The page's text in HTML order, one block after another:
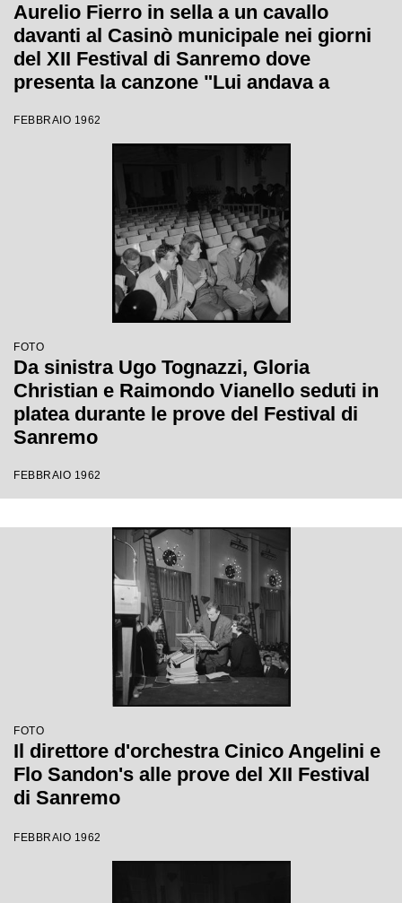
Aurelio Fierro in sella a un cavallo
davanti al Casinò municipale nei giorni
del XII Festival di Sanremo dove
presenta la canzone "Lui andava a
FEBBRAIO 1962
FOTO
Da sinistra Ugo Tognazzi, Gloria
Christian e Raimondo Vianello seduti in
platea durante le prove del Festival di
Sanremo
FEBBRAIO 1962
FOTO
Il direttore d'orchestra Cinico Angelini e
Flo Sandon's alle prove del XII Festival
di Sanremo
FEBBRAIO 1962